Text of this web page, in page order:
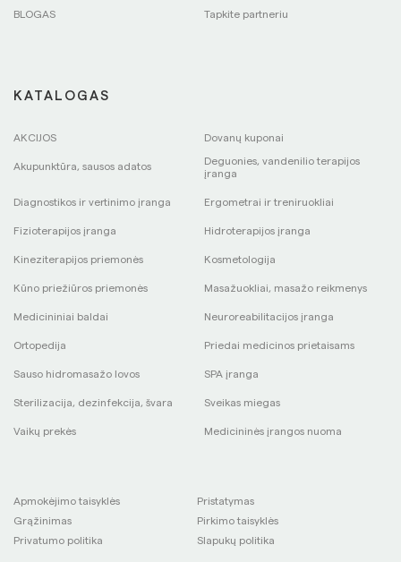
BLOGAS Tapkite partneriu
KATALOGAS
AKCIJOS Dovanų kuponai
Akupunktūra, sausos adatos
Deguonies, vandenilio terapijos
įranga
Diagnostikos ir vertinimo įranga Ergometrai ir treniruokliai
Fizioterapijos įranga Hidroterapijos įranga
Kineziterapijos priemonės Kosmetologija
Kūno priežiūros priemonės Masažuokliai, masažo reikmenys
Medicininiai baldai Neuroreabilitacijos įranga
Ortopedija Priedai medicinos prietaisams
Sauso hidromasažo lovos SPA įranga
Sterilizacija, dezinfekcija, švara Sveikas miegas
Vaikų prekės Medicininės įrangos nuoma
Apmokėjimo taisyklės
Pristatymas
Grąžinimas
Pirkimo taisyklės
Privatumo politika
Slapukų politika